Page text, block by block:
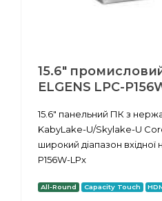
15.6"
ELGENS LPC-
15.6" панельний ПК з
KabyLake-U/Skylake-U
широкий діапазон вхідної
P156W-LPx
All-Round Capacity Touch